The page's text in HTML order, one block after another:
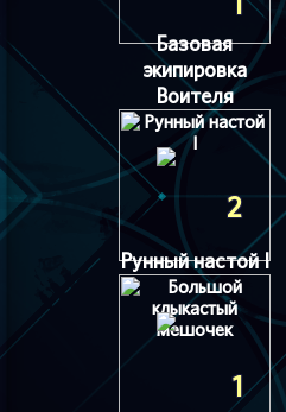
Базовая
экипировка
Воителя
2
Рунный настой I
1